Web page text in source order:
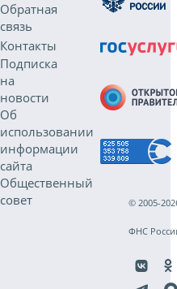
Обратная
связь
Контакты
Подписка
на
новости
Об
использовании
информации
сайта
Общественный
совет
© 2005-
ФНС